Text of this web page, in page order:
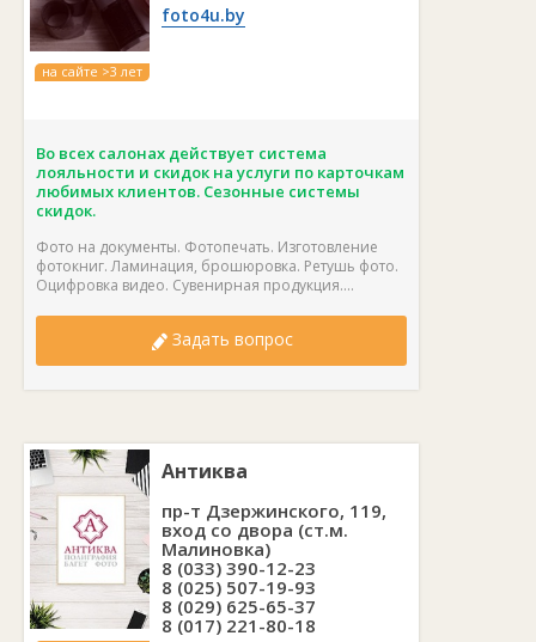
на сайте >3 лет
foto4u.by
Во всех салонах действует система
лояльности и скидок на услуги по карточкам
любимых клиентов. Сезонные системы
скидок.
Фото на документы. Фотопечать. Изготовление
фотокниг. Ламинация, брошюровка. Ретушь фото.
Оцифровка видео. Сувенирная продукция....
Задать вопрос
Антиква
пр-т Дзержинского, 119,
вход со двора (ст.м.
Малиновка)
8 (033) 390-12-23
8 (025) 507-19-93
8 (029) 625-65-37
8 (017) 221-80-18